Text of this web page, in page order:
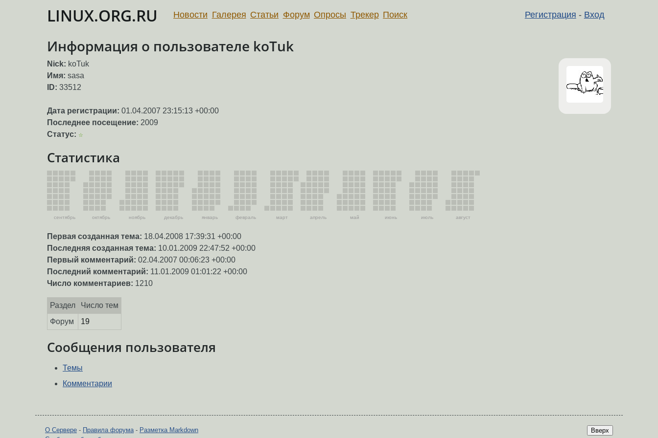
LINUX.ORG.RU Регистрация - Вход
Новости Галерея Статьи Форум Опросы Трекер Поиск
Информация о пользователе koTuk
Nick: koTuk
Имя: sasa
ID: 33512
Дата регистрации: 01.04.2007 23:15:13 +00:00
Последнее посещение: 2009
Статус: ☆
Статистика
сентябрь октябрь ноябрь декабрь январь февраль март апрель май июнь июль август
Первая созданная тема: 18.04.2008 17:39:31 +00:00
Последняя созданная тема: 10.01.2009 22:47:52 +00:00
Первый комментарий: 02.04.2007 00:06:23 +00:00
Последний комментарий: 11.01.2009 01:01:22 +00:00
Число комментариев: 1210
Раздел
Число тем
Форум
19
Сообщения пользователя
Темы
Комментарии
Вверх
О Сервере - Правила форума- Разметка Markdown